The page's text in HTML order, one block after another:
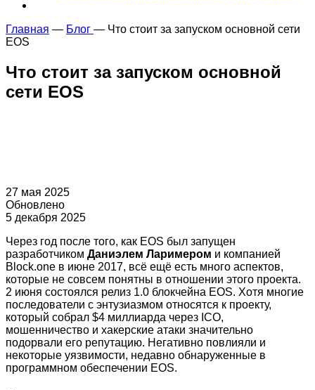
Главная — Блог — Что стоит за запуском основной сети
EOS
Что стоит за запуском основной
сети EOS
27 мая 2025
Обновлено
5 декабря 2025
Через год после того, как EOS был запущен
разработчиком Даниэлем Ларимером и компанией
Block.one в июне 2017, всё ещё есть много аспектов,
которые не совсем понятны в отношении этого проекта.
2 июня состоялся релиз 1.0 блокчейна EOS. Хотя многие
последователи с энтузиазмом относятся к проекту,
который собрал $4 миллиарда через ICO,
мошенничество и хакерские атаки значительно
подорвали его репутацию. Негативно повлияли и
некоторые уязвимости, недавно обнаруженные в
программном обеспечении EOS.